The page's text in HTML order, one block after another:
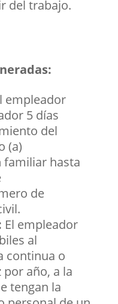
del trabajo.
empleador
5 días
del
(a)
familiar hasta
de
El empleador
al
continua o
año, a la
tengan la